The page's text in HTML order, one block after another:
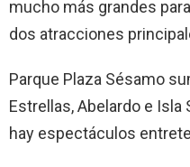
mucho más grandes
dos atracciones
Parque Plaza Sésamo
Estrellas, Abelardo e
hay espectáculos